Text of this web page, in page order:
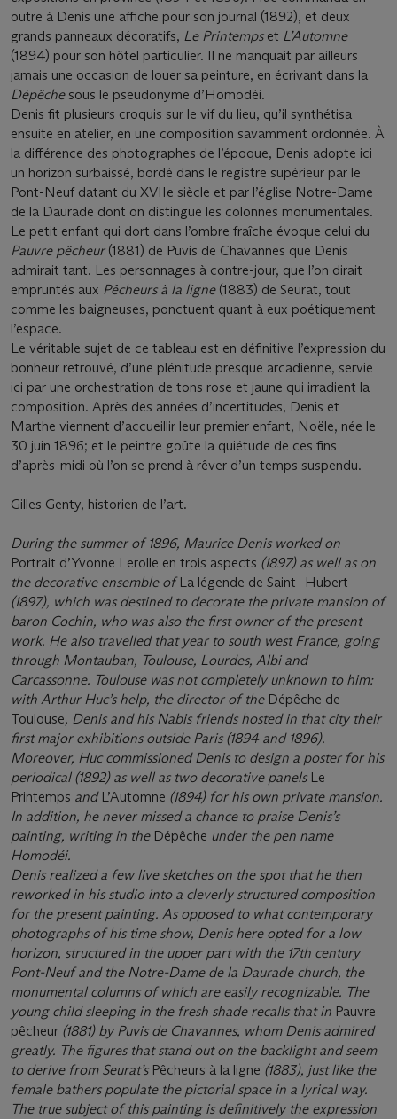
outre à Denis une affiche pour son journal (1892), et deux
grands panneaux décoratifs, Le Printemps et L’Automne
(1894) pour son hôtel particulier. Il ne manquait par ailleurs
jamais une occasion de louer sa peinture, en écrivant dans la
Dépêche sous le pseudonyme d’Homodéi.
Denis fit plusieurs croquis sur le vif du lieu, qu’il synthétisa
ensuite en atelier, en une composition savamment ordonnée. À
la différence des photographes de l’époque, Denis adopte ici
un horizon surbaissé, bordé dans le registre supérieur par le
Pont-Neuf datant du XVIIe siècle et par l’église Notre-Dame
de la Daurade dont on distingue les colonnes monumentales.
Le petit enfant qui dort dans l’ombre fraîche évoque celui du
Pauvre pêcheur (1881) de Puvis de Chavannes que Denis
admirait tant. Les personnages à contre-jour, que l’on dirait
empruntés aux Pêcheurs à la ligne (1883) de Seurat, tout
comme les baigneuses, ponctuent quant à eux poétiquement
l’espace.
Le véritable sujet de ce tableau est en définitive l’expression du
bonheur retrouvé, d’une plénitude presque arcadienne, servie
ici par une orchestration de tons rose et jaune qui irradient la
composition. Après des années d’incertitudes, Denis et
Marthe viennent d’accueillir leur premier enfant, Noële, née le
30 juin 1896; et le peintre goûte la quiétude de ces fins
d’après-midi où l’on se prend à rêver d’un temps suspendu.
Gilles Genty, historien de l’art.
During the summer of 1896, Maurice Denis worked on
Portrait d’Yvonne Lerolle en trois aspects (1897) as well as on
the decorative ensemble of La légende de Saint- Hubert
(1897), which was destined to decorate the private mansion of
baron Cochin, who was also the first owner of the present
work. He also travelled that year to south west France, going
through Montauban, Toulouse, Lourdes, Albi and
Carcassonne. Toulouse was not completely unknown to him:
with Arthur Huc’s help, the director of the Dépêche de
Toulouse, Denis and his Nabis friends hosted in that city their
first major exhibitions outside Paris (1894 and 1896).
Moreover, Huc commissioned Denis to design a poster for his
periodical (1892) as well as two decorative panels Le
Printemps and L’Automne (1894) for his own private mansion.
In addition, he never missed a chance to praise Denis’s
painting, writing in the Dépêche under the pen name
Homodéi.
Denis realized a few live sketches on the spot that he then
reworked in his studio into a cleverly structured composition
for the present painting. As opposed to what contemporary
photographs of his time show, Denis here opted for a low
horizon, structured in the upper part with the 17th century
Pont-Neuf and the Notre-Dame de la Daurade church, the
monumental columns of which are easily recognizable. The
young child sleeping in the fresh shade recalls that in Pauvre
pêcheur (1881) by Puvis de Chavannes, whom Denis admired
greatly. The figures that stand out on the backlight and seem
to derive from Seurat’s Pêcheurs à la ligne (1883), just like the
female bathers populate the pictorial space in a lyrical way.
The true subject of this painting is definitively the expression